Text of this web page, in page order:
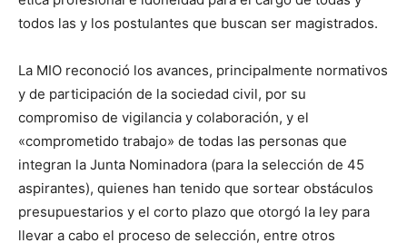
todos las y los postulantes que buscan ser magistrados.
La MIO reconoció los avances, principalmente normativos
y de participación de la sociedad civil, por su
compromiso de vigilancia y colaboración, y el
«comprometido trabajo» de todas las personas que
integran la Junta Nominadora (para la selección de 45
aspirantes), quienes han tenido que sortear obstáculos
presupuestarios y el corto plazo que otorgó la ley para
llevar a cabo el proceso de selección, entre otros